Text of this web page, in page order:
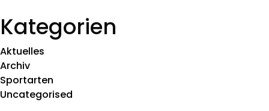
Kategorien
Aktuelles
Archiv
Sportarten
Uncategorised